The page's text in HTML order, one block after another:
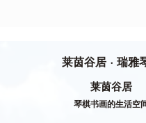
莱茵谷居 · 瑞雅
莱茵谷居
琴棋书画的生活空